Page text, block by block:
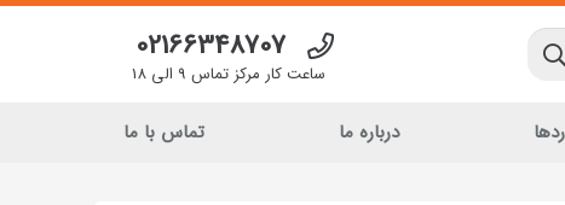
02166348707
ساعت کار مرکز تماس 9 الی 18
درباره ما تماس با ما